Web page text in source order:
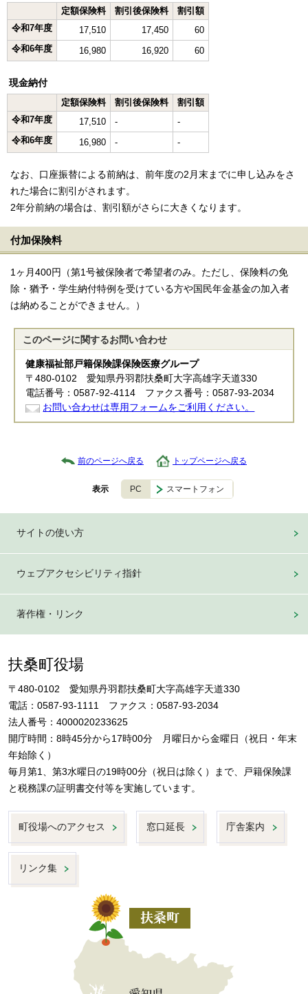
定額保険料
割引後保険料
割引額
令和7年度
17,510 17,450
60
令和6年度
16,980 16,920 60
現金納付
定額保険料
割引後保険料
割引額
令和7年度
17,510 -
-
令和6年度
16,980 - -
なお、口座振替による前納は、前年度の2月末までに申し込みをさ
れた場合に割引がされます。
2年分前納の場合は、割引額がさらに大きくなります。
付加保険料
1ヶ月400円（第1号被保険者で希望者のみ。ただし、保険料の免
除・猶予・学生納付特例を受けている方や国民年金基金の加入者
は納めることができません。）
このページに関するお問い合わせ
健康福祉部戸籍保険課保険医療グループ
〒480-0102 愛知県丹羽郡扶桑町大字高雄字天道330
電話番号：0587-92-4114 ファクス番号：0587-93-2034
お問い合わせは専用フォームをご利用ください。
前のページへ戻る トップページへ戻る
表示 PC スマートフォン
サイトの使い方
ウェブアクセシビリティ指針
著作権・リンク
扶桑町役場
〒480-0102 愛知県丹羽郡扶桑町大字高雄字天道330
電話：0587-93-1111 ファクス：0587-93-2034
法人番号：4000020233625
開庁時間：8時45分から17時00分 月曜日から金曜日（祝日・年末
年始除く）
毎月第1、第3水曜日の19時00分（祝日は除く）まで、戸籍保険課
と税務課の証明書交付等を実施しています。
町役場へのアクセス 窓口延長 庁舎案内
リンク集